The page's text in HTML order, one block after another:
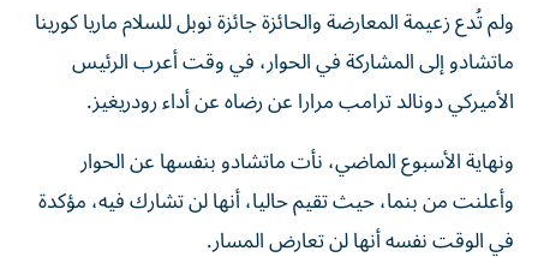
ولم تُدع زعيمة المعارضة والحائزة جائزة نوبل للسلام ماريا كورينا
ماتشادو إلى المشاركة في الحوار، في وقت أعرب الرئيس
الأميركي دونالد ترامب مرارا عن رضاه عن أداء رودريغيز.
ونهاية الأسبوع الماضي، نأت ماتشادو بنفسها عن الحوار
وأعلنت من بنما، حيث تقيم حاليا، أنها لن تشارك فيه، مؤكدة
في الوقت نفسه أنها لن تعارض المسار.